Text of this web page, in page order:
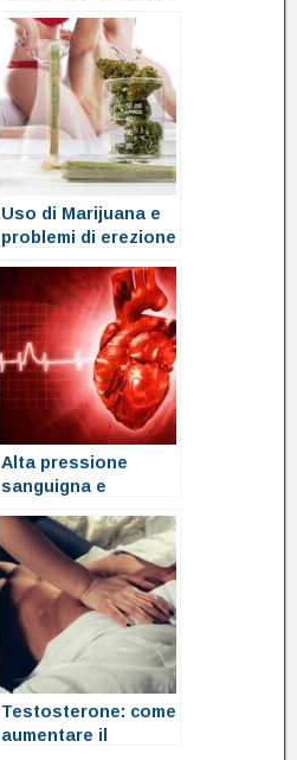
Uso di Marijuana e
problemi di erezione
Alta pressione
sanguigna e
Testosterone: come
aumentare il